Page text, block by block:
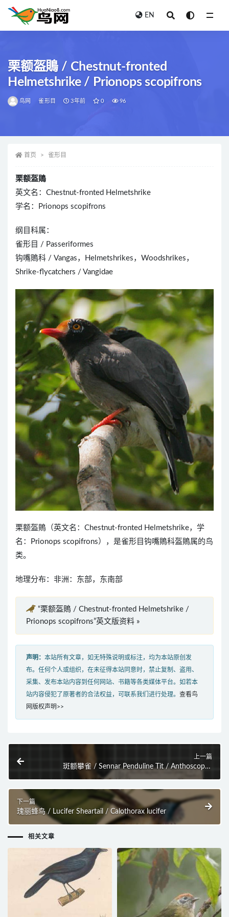
EN
栗额盔鵙 / Chestnut-fronted
Helmetshrike / Prionops scopifrons
鸟网 雀形目 3年前 0 96
首页 雀形目
栗额盔鵙
英文名：Chestnut-fronted Helmetshrike
学名：Prionops scopifrons
纲目科属：
雀形目 / Passeriformes
钩嘴鵙科 / Vangas，Helmetshrikes，Woodshrikes，
Shrike-flycatchers / Vangidae
栗额盔鵙（英文名：Chestnut-fronted Helmetshrike，学
名：Prionops scopifrons），是雀形目钩嘴鵙科盔鵙属的鸟
类。
地理分布：非洲：东部，东南部
“栗额盔鵙 / Chestnut-fronted Helmetshrike /
Prionops scopifrons”英文版资料 »
声明： 本站所有文章，如无特殊说明或标注，均为本站原创发
布。任何个人或组织，在未征得本站同意时，禁止复制、盗用、
采集、发布本站内容到任何网站、书籍等各类媒体平台。如若本
站内容侵犯了原著者的合法权益，可联系我们进行处理。 查看鸟
网版权声明>>
上一篇
斑额攀雀 / Sennar Penduline Tit / Anthoscopus
下一篇
瑰丽蜂鸟 / Lucifer Sheartail / Calothorax lucifer
相关文章